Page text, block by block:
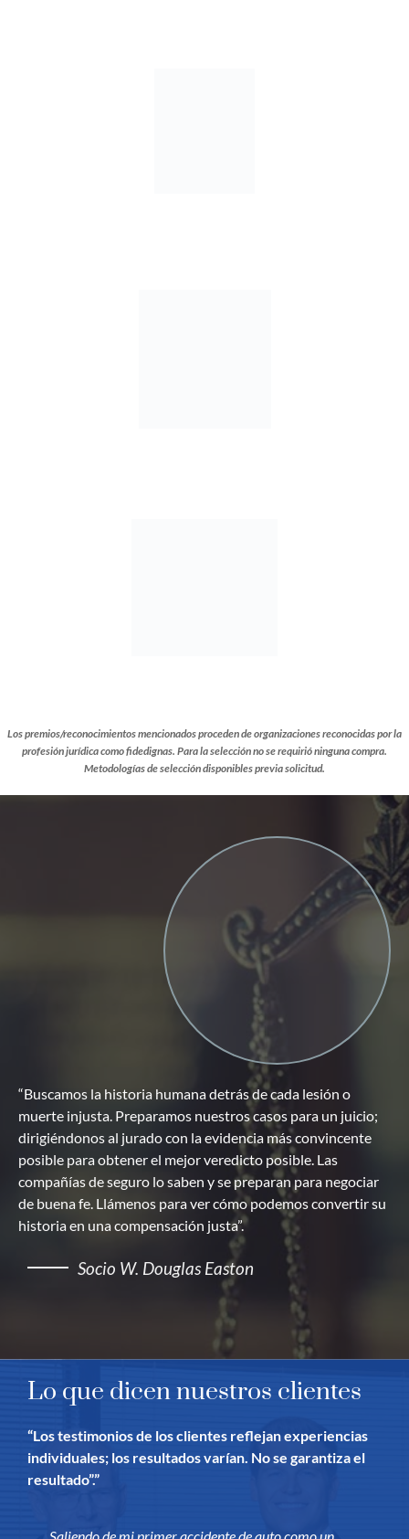
Los premios/reconocimientos mencionados proceden de organizaciones reconocidas por la
profesión jurídica como fidedignas. Para la selección no se requirió ninguna compra.
Metodologías de selección disponibles previa solicitud.
“Buscamos la historia humana detrás de cada lesión o
muerte injusta. Preparamos nuestros casos para un juicio;
dirigiéndonos al jurado con la evidencia más convincente
posible para obtener el mejor veredicto posible. Las
compañías de seguro lo saben y se preparan para negociar
de buena fe. Llámenos para ver cómo podemos convertir su
historia en una compensación justa”.
Socio W. Douglas Easton
Lo que dicen nuestros clientes
“Los testimonios de los clientes reflejan experiencias
individuales; los resultados varían. No se garantiza el
resultado”.”